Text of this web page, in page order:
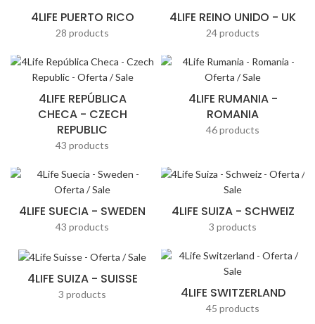
4LIFE PUERTO RICO
28 products
4LIFE REINO UNIDO - UK
24 products
4LIFE REPÚBLICA
CHECA - CZECH
REPUBLIC
43 products
4LIFE RUMANIA -
ROMANIA
46 products
4LIFE SUECIA - SWEDEN
43 products
4LIFE SUIZA - SCHWEIZ
3 products
4LIFE SUIZA - SUISSE
3 products 4LIFE SWITZERLAND
45 products